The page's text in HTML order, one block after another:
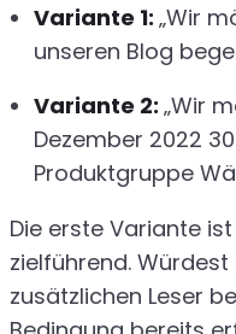
Variante 1: „Wir
unseren Blog
Variante 2: „Wir
Dezember 2022
Produktgruppe
Die erste Variante
zielführend.
zusätzlichen Leser